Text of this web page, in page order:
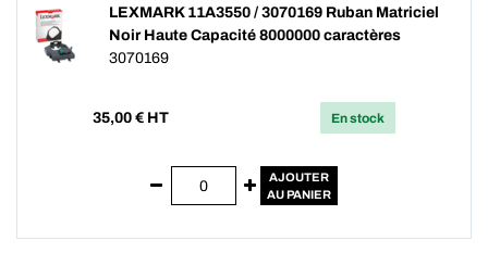
LEXMARK 11A3550 / 3070169 Ruban Matriciel
Noir Haute Capacité 8000000 caractères
3070169
35,00 € HT En stock
AJOUTER
AU PANIER